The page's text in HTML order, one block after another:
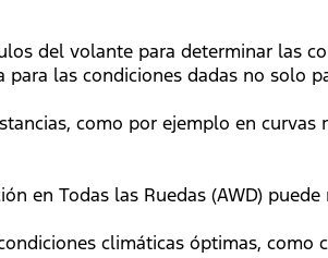
del volante para determinar las
las condiciones dadas no solo
como por ejemplo en curvas
en Todas las Ruedas (AWD)
climáticas óptimas, como